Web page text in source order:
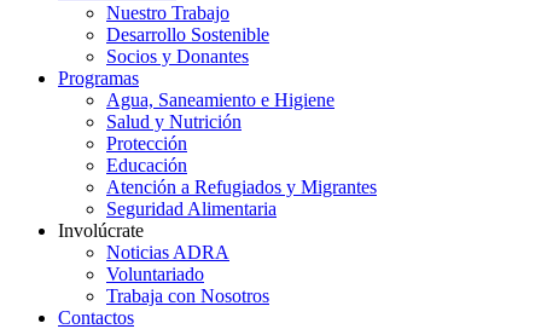
Nuestro Trabajo
Desarrollo Sostenible
Socios y Donantes
Programas
Agua, Saneamiento e Higiene
Salud y Nutrición
Protección
Educación
Atención a Refugiados y Migrantes
Seguridad Alimentaria
Involúcrate
Noticias ADRA
Voluntariado
Trabaja con Nosotros
Contactos